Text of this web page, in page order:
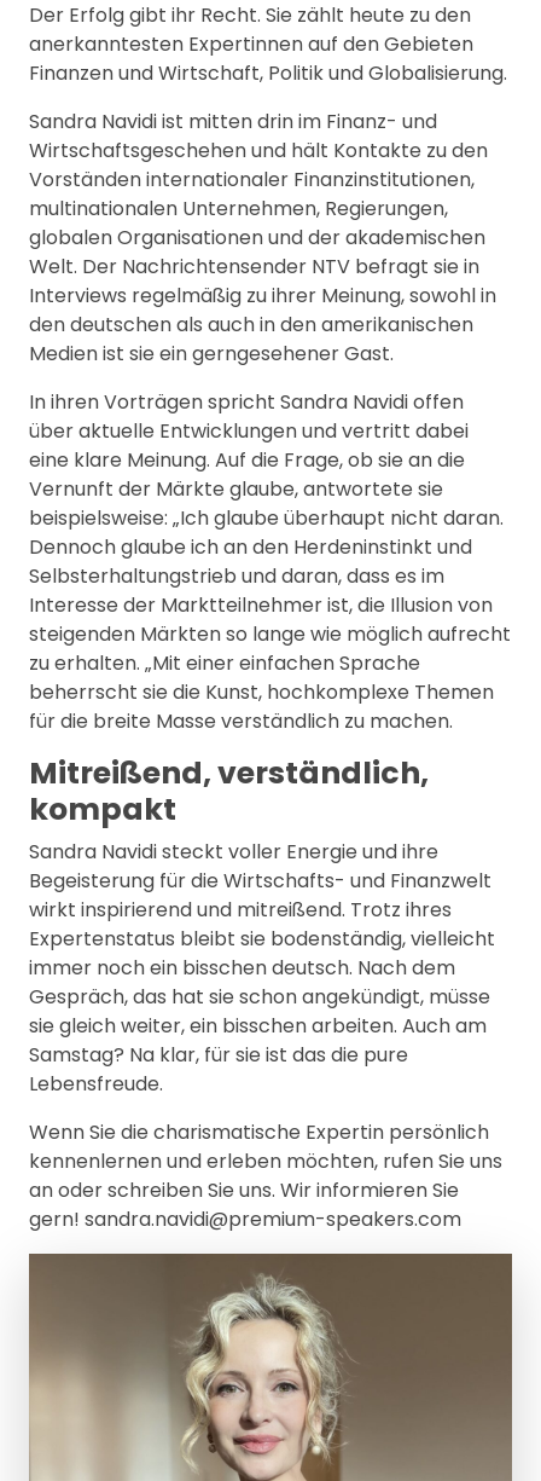
Der Erfolg gibt ihr Recht. Sie zählt heute zu den
anerkanntesten Expertinnen auf den Gebieten
Finanzen und Wirtschaft, Politik und Globalisierung.
Sandra Navidi ist mitten drin im Finanz- und
Wirtschaftsgeschehen und hält Kontakte zu den
Vorständen internationaler Finanzinstitutionen,
multinationalen Unternehmen, Regierungen,
globalen Organisationen und der akademischen
Welt. Der Nachrichtensender NTV befragt sie in
Interviews regelmäßig zu ihrer Meinung, sowohl in
den deutschen als auch in den amerikanischen
Medien ist sie ein gerngesehener Gast.
In ihren Vorträgen spricht Sandra Navidi offen
über aktuelle Entwicklungen und vertritt dabei
eine klare Meinung. Auf die Frage, ob sie an die
Vernunft der Märkte glaube, antwortete sie
beispielsweise: „Ich glaube überhaupt nicht daran.
Dennoch glaube ich an den Herdeninstinkt und
Selbsterhaltungstrieb und daran, dass es im
Interesse der Marktteilnehmer ist, die Illusion von
steigenden Märkten so lange wie möglich aufrecht
zu erhalten. „Mit einer einfachen Sprache
beherrscht sie die Kunst, hochkomplexe Themen
für die breite Masse verständlich zu machen.
Mitreißend, verständlich,
kompakt
Sandra Navidi steckt voller Energie und ihre
Begeisterung für die Wirtschafts- und Finanzwelt
wirkt inspirierend und mitreißend. Trotz ihres
Expertenstatus bleibt sie bodenständig, vielleicht
immer noch ein bisschen deutsch. Nach dem
Gespräch, das hat sie schon angekündigt, müsse
sie gleich weiter, ein bisschen arbeiten. Auch am
Samstag? Na klar, für sie ist das die pure
Lebensfreude.
Wenn Sie die charismatische Expertin persönlich
kennenlernen und erleben möchten, rufen Sie uns
an oder schreiben Sie uns. Wir informieren Sie
gern! sandra.navidi@premium-speakers.com